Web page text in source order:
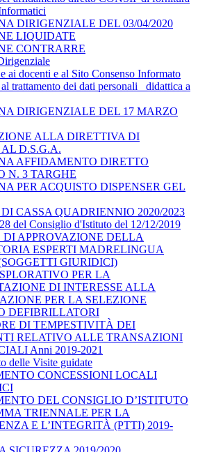
DIRIGENZIALE DEL 03/04/2020
LIQUIDATE
CONTRARRE
ai docenti e al Sito Consenso Informato
trattamento dei dati personali _didattica a
DIRIGENZIALE DEL 17 MARZO
ALLA DIRETTIVA DI
D.S.G.A.
AFFIDAMENTO DIRETTO
N. 3 TARGHE
PER ACQUISTO DISPENSER GEL
CASSA QUADRIENNIO 2020/2023
del Consiglio d'Istituto del 12/12/2019
DI APPROVAZIONE DELLA
ESPERTI MADRELINGUA
GIURIDICI)
PER LA
DI INTERESSE ALLA
PER LA SELEZIONE
DEFIBRILLATORI
DI TEMPESTIVITÀ DEI
RELATIVO ALLE TRANSAZIONI
Anni 2019-2021
delle Visite guidate
CONCESSIONI LOCALI
DEL CONSIGLIO D’ISTITUTO
TRIENNALE PER LA
E L’INTEGRITÀ (PTTI) 2019-